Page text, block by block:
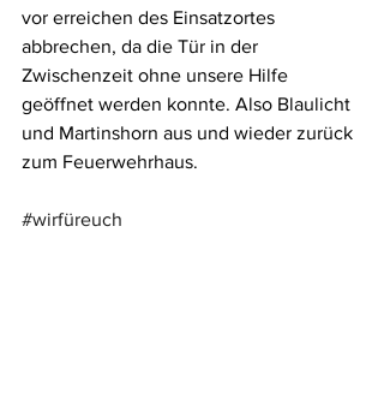
vor erreichen des Einsatzortes
abbrechen, da die Tür in der
Zwischenzeit ohne unsere Hilfe
geöffnet werden konnte. Also Blaulicht
und Martinshorn aus und wieder zurück
zum Feuerwehrhaus.
#wirfüreuch